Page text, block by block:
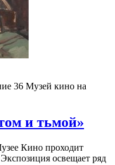
36 Музей кино на
и тьмой»
Кино проходит
освещает ряд